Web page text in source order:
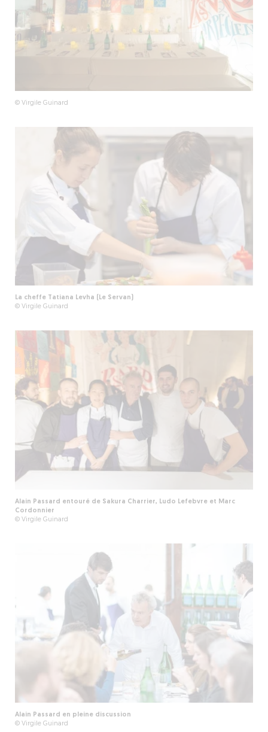
© Virgile Guinard
La cheffe Tatiana Levha (Le Servan)
© Virgile Guinard
Alain Passard entouré de Sakura Charrier, Ludo Lefebvre et Marc
Cordonnier
© Virgile Guinard
Alain Passard en pleine discussion
© Virgile Guinard